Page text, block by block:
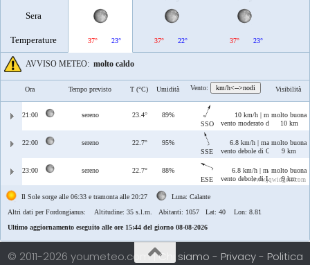
Sera
Temperature 37° 23° 37° 22° 37° 23°
AVVISO METEO: molto caldo
Ora Tempo previsto T (°C) Umidità Vento: km/h<-->nodi Visibilità
21:00 sereno 23.4°
89%
SSO
10 km/h | max 11 km/h
vento moderato di Ostro/
molto buona
10 km
22:00 sereno 22.7°
95%
SSE
6.8 km/h | max 10 km/h
vento debole di Ostro/Scirocco
molto buona
9 km
23:00 sereno 22.7°
88%
ESE
6.8 km/h | max 7.2 km/h
vento debole di Levante/
molto buona
9 km
www.jqwidgets.com
Il Sole sorge alle 06:33 e tramonta alle 20:27
Luna: Calante
Altri dati per Fordongianus: Altitudine: 35 s.l.m. Abitanti: 1057 Lat: 40 Lon: 8.81
Ultimo aggiornamento eseguito alle ore 15:44 del giorno 08-08-2026
© 2011-2026 youmeteo.com |Chi siamo - Privacy- Politica